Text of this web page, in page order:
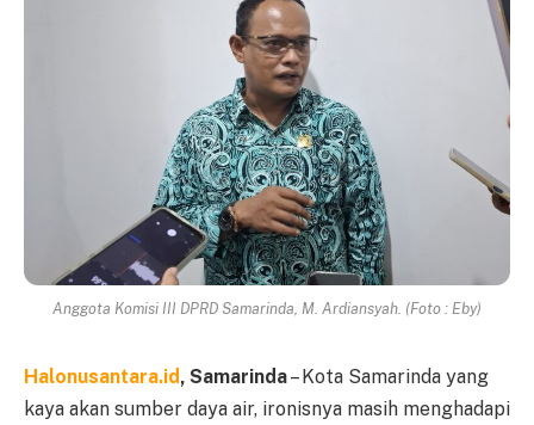
Anggota Komisi III DPRD Samarinda, M. Ardiansyah. (Foto : Eby)
Halonusantara.id, Samarinda– Kota Samarinda yang
kaya akan sumber daya air, ironisnya masih menghadapi